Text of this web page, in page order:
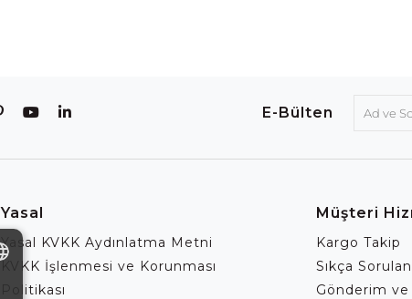
E-Bülten
Yasal
Yasal KVKK Aydınlatma Metni
KVKK İşlenmesi ve Korunması
Politikası
Müşteri
Kargo Takip
Sıkça
Gönderim